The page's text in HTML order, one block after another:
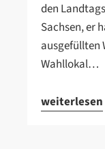
den
Sachsen, er
ausgefüllten
Wahllokal…
weiterlesen